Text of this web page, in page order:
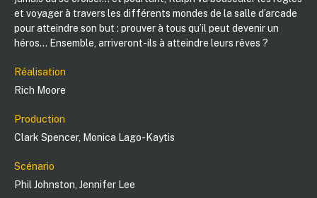
et voyager à travers les différents mondes de la salle d’arcade
pour atteindre son but : prouver à tous qu’il peut devenir un
héros… Ensemble, arriveront-ils à atteindre leurs rêves ?
Réalisation
Rich Moore
Production
Clark Spencer, Monica Lago-Kaytis
Scénario
Phil Johnston Jennifer Lee